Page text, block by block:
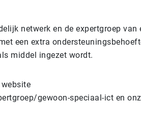
netwerk en de expertgroep
een extra
middel ingezet wordt.
gewoon-speciaal-ict en